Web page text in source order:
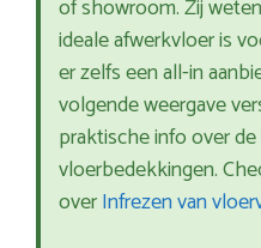
of showroom. Zij
ideale afwerkvloer is
er zelfs een all-in
volgende weergave
praktische info over
vloerbedekkingen.
overInfrezen van